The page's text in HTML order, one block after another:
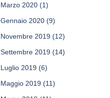
Marzo 2020 (1)
Gennaio 2020 (9)
Novembre 2019 (12)
Settembre 2019 (14)
Luglio 2019 (6)
Maggio 2019 (11)